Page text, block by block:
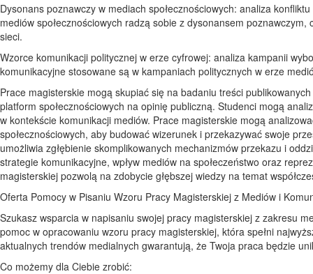
Dysonans poznawczy w mediach społecznościowych: analiza
mediów społecznościowych radzą sobie z dysonansem
sieci.
Wzorce komunikacji politycznej w erze cyfrowej: analiza kampanii
komunikacyjne stosowane są w kampaniach politycznych w erze
Prace magisterskie mogą skupiać się na badaniu treści
platform społecznościowych na opinię publiczną. Studenci mogą
w kontekście komunikacji mediów. Prace magisterskie mogą
społecznościowych, aby budować wizerunek i przekazywać swoje
umożliwia zgłębienie skomplikowanych mechanizmów przekazu i
strategie komunikacyjne, wpływ mediów na społeczeństwo oraz
magisterskiej pozwolą na zdobycie głębszej wiedzy na temat
Oferta Pomocy w Pisaniu Wzoru Pracy Magisterskiej z Mediów i
Szukasz wsparcia w napisaniu swojej pracy magisterskiej z zakresu
pomoc w opracowaniu wzoru pracy magisterskiej, która spełni
aktualnych trendów medialnych gwarantują, że Twoja praca będzie
Co możemy dla Ciebie zrobić: